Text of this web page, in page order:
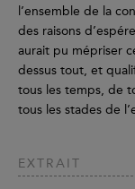
l’ensemble de la
des raisons
aurait pu mépriser
dessus tout, et
tous les temps, de
tous les stades de
EXTRAIT